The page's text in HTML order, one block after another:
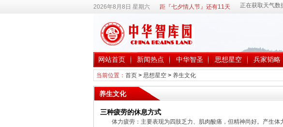
2026年8月8日 星期六 距『七夕情人节』还有11天
网站首页 新闻热点 中华智圣 思想星空 兵家韬略
当前位置： 首页> 思想星空> 养生文化
养生文化
三种疲劳的休息方式
体力疲劳：主要表现为四肢乏力、肌肉酸痛，但精神尚好。产生